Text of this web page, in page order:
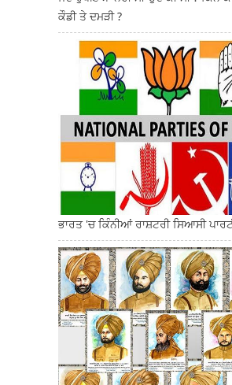
ਕੌਡੀ ਤੇ ਦਮੜੀ ?
ਭਾਰਤ 'ਚ ਕਿੰਨੀਆਂ ਰਾਸ਼ਟਰੀ ਸਿਆਸੀ